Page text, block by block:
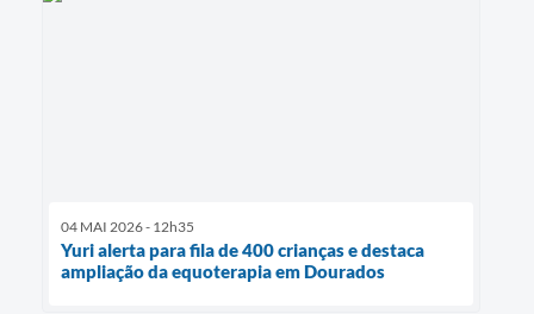
04 MAI 2026 - 12h35
Yuri alerta para fila de 400 crianças e destaca
ampliação da equoterapia em Dourados